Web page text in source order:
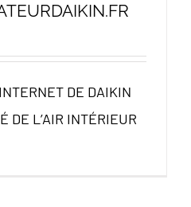
DE DAIKIN
DE L’AIR INTÉRIEUR